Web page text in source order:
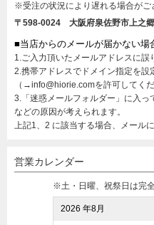
※受注の状況により遅れる場合がご
〒598-0024 大阪府泉佐野市上之
■当店からのメールが届かない場
1.ご入力頂いたメールアドレスに誤
2.携帯アドレスでドメイン指定を設
（→info@hiorie.comを許可してくだ
3.「迷惑メールフォルダー」に入っ
などの原因が考えられます。
上記1、2 に該当する場合、メール
営業カレンダー
※土・日曜、祝祭日は完
2026 年8月